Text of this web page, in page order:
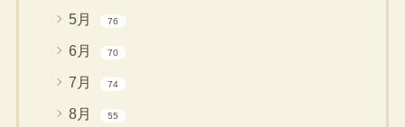
5月 76
6月 70
7月 74
8月 55